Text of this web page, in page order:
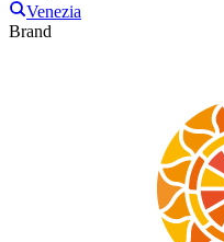
Venezia
Brand